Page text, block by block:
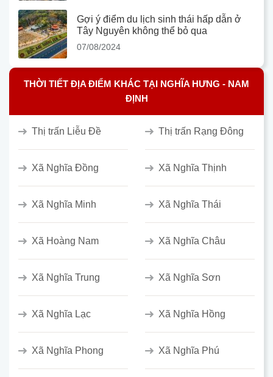
Gợi ý điểm du lịch sinh thái hấp dẫn ở
Tây Nguyên không thể bỏ qua
07/08/2024
THỜI TIẾT ĐỊA ĐIỂM KHÁC TẠI NGHĨA HƯNG - NAM
ĐỊNH
Thị trấn Liễu Đề Thị trấn Rạng Đông
Xã Nghĩa Đồng Xã Nghĩa Thịnh
Xã Nghĩa Minh Xã Nghĩa Thái
Xã Hoàng Nam Xã Nghĩa Châu
Xã Nghĩa Trung Xã Nghĩa Sơn
Xã Nghĩa Lạc Xã Nghĩa Hồng
Xã Nghĩa Phong Xã Nghĩa Phú